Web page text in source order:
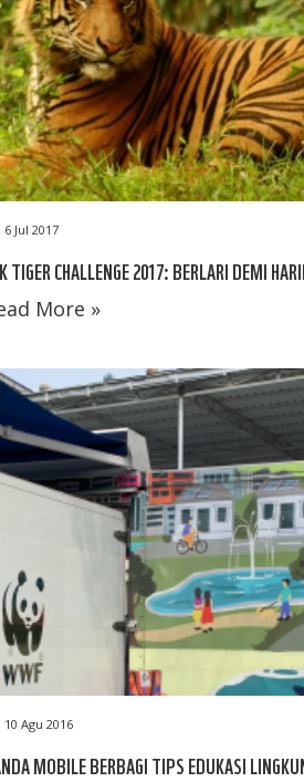
6 Jul 2017
TIGER CHALLENGE 2017: BERLARI DEMI
More »
10 Agu 2016
MOBILE BERBAGI TIPS EDUKASI